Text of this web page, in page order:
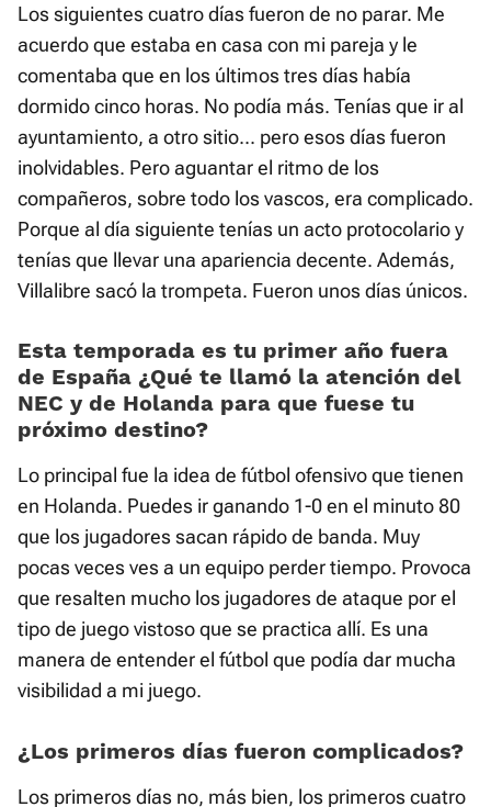
Los siguientes cuatro días fueron de no parar. Me
acuerdo que estaba en casa con mi pareja y le
comentaba que en los últimos tres días había
dormido cinco horas. No podía más. Tenías que ir al
ayuntamiento, a otro sitio... pero esos días fueron
inolvidables. Pero aguantar el ritmo de los
compañeros, sobre todo los vascos, era complicado.
Porque al día siguiente tenías un acto protocolario y
tenías que llevar una apariencia decente. Además,
Villalibre sacó la trompeta. Fueron unos días únicos.
Esta temporada es tu primer año fuera
de España ¿Qué te llamó la atención del
NEC y de Holanda para que fuese tu
próximo destino?
Lo principal fue la idea de fútbol ofensivo que tienen
en Holanda. Puedes ir ganando 1-0 en el minuto 80
que los jugadores sacan rápido de banda. Muy
pocas veces ves a un equipo perder tiempo. Provoca
que resalten mucho los jugadores de ataque por el
tipo de juego vistoso que se practica allí. Es una
manera de entender el fútbol que podía dar mucha
visibilidad a mi juego.
¿Los primeros días fueron complicados?
Los primeros días no, más bien, los primeros cuatro